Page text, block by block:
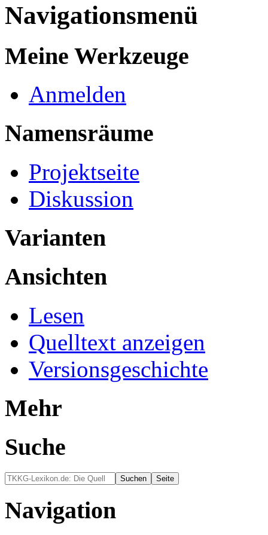
Navigationsmenü
Meine Werkzeuge
Anmelden
Namensräume
Projektseite
Diskussion
Varianten
Ansichten
Lesen
Quelltext anzeigen
Versionsgeschichte
Mehr
Suche
Navigation